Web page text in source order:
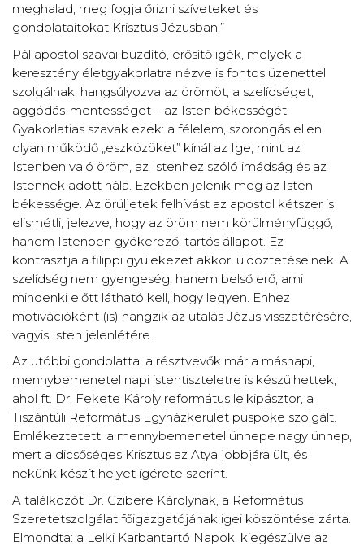
meghalad, meg fogja őrizni szíveteket és
gondolataitokat Krisztus Jézusban.”
Pál apostol szavai buzdító, erősítő igék, melyek a
keresztény életgyakorlatra nézve is fontos üzenettel
szolgálnak, hangsúlyozva az örömöt, a szelídséget,
aggódás-mentességet – az Isten békességét.
Gyakorlatias szavak ezek: a félelem, szorongás ellen
olyan működő „eszközöket” kínál az Ige, mint az
Istenben való öröm, az Istenhez szóló imádság és az
Istennek adott hála. Ezekben jelenik meg az Isten
békessége. Az örüljetek felhívást az apostol kétszer is
elismétli, jelezve, hogy az öröm nem körülményfüggő,
hanem Istenben gyökerező, tartós állapot. Ez
kontrasztja a filippi gyülekezet akkori üldöztetéseinek. A
szelídség nem gyengeség, hanem belső erő; ami
mindenki előtt látható kell, hogy legyen. Ehhez
motivációként (is) hangzik az utalás Jézus visszatérésére,
vagyis Isten jelenlétére.
Az utóbbi gondolattal a résztvevők már a másnapi,
mennybemenetel napi istentiszteletre is készülhettek,
ahol ft. Dr. Fekete Károly református lelkipásztor, a
Tiszántúli Református Egyházkerület püspöke szolgált.
Emlékeztetett: a mennybemenetel ünnepe nagy ünnep,
mert a dicsőséges Krisztus az Atya jobbjára ült, és
nekünk készít helyet ígérete szerint.
A találkozót Dr. Czibere Károlynak, a Református
Szeretetszolgálat főigazgatójának igei köszöntése zárta.
Elmondta: a Lelki Karbantartó Napok, kiegészülve az